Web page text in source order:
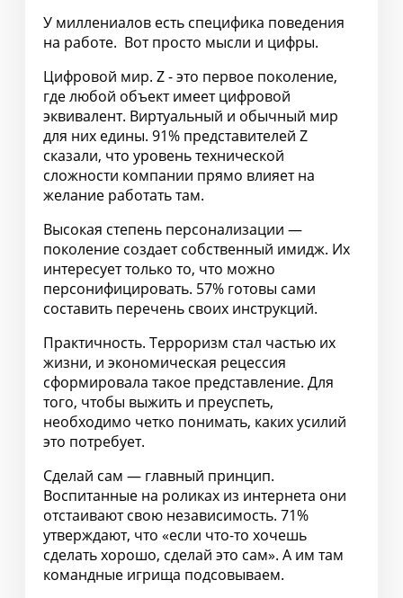
У миллениалов есть специфика поведения
на работе. Вот просто мысли и цифры.
Цифровой мир. Z - это первое поколение,
где любой объект имеет цифровой
эквивалент. Виртуальный и обычный мир
для них едины. 91% представителей Z
сказали, что уровень технической
сложности компании прямо влияет на
желание работать там.
Высокая степень персонализации —
поколение создает собственный имидж. Их
интересует только то, что можно
персонифицировать. 57% готовы сами
составить перечень своих инструкций.
Практичность. Терроризм стал частью их
жизни, и экономическая рецессия
сформировала такое представление. Для
того, чтобы выжить и преуспеть,
необходимо четко понимать, каких усилий
это потребует.
Сделай сам — главный принцип.
Воспитанные на роликах из интернета они
отстаивают свою независимость. 71%
утверждают, что «если что-то хочешь
сделать хорошо, сделай это сам». А им там
командные игрища подсовываем.